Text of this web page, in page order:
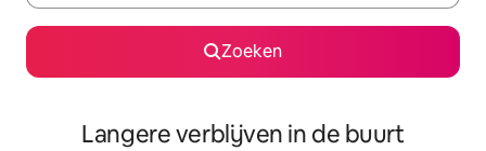
Zoeken
Langere verblijven in de buurt